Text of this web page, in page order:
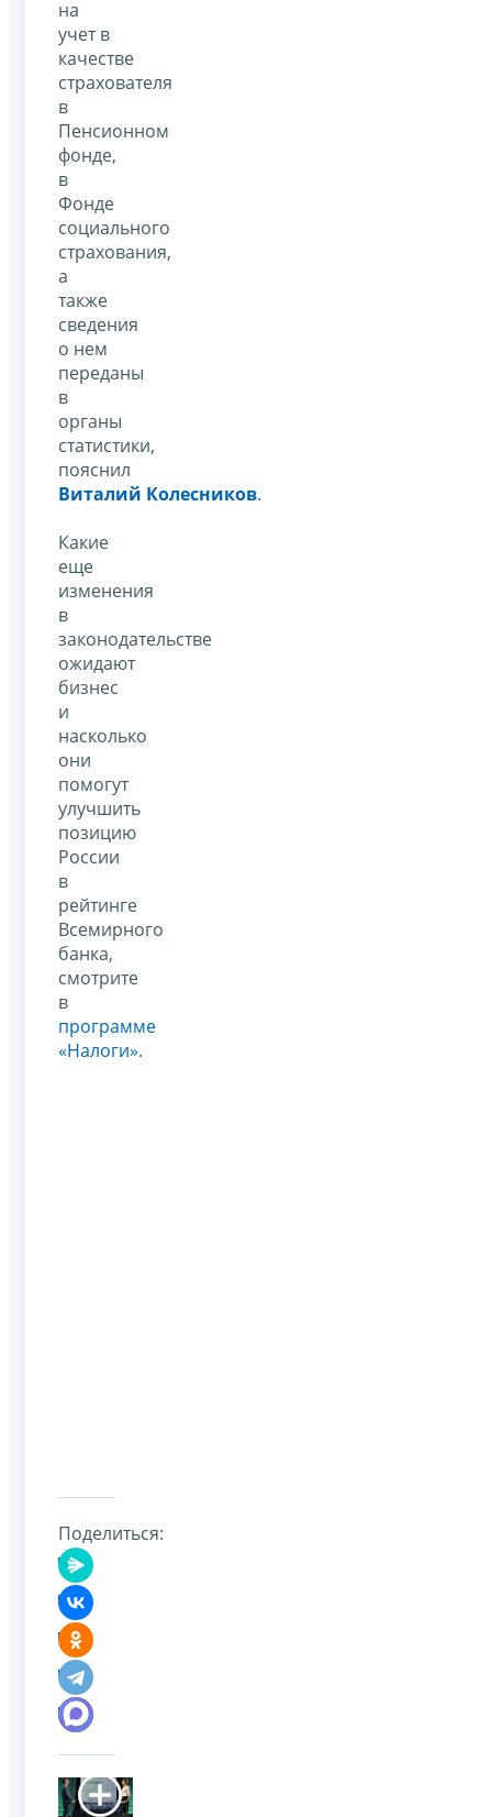
на
учет в
качестве
страхователя
в
Пенсионном
фонде,
в
Фонде
социального
страхования,
а
также
сведения
о нем
переданы
в
органы
статистики,
пояснил
Виталий Колесников.
Какие
еще
изменения
в
законодательстве
ожидают
бизнес
и
насколько
они
помогут
улучшить
позицию
России
в
рейтинге
Всемирного
банка,
смотрите
в
программе
«Налоги».
Поделиться: